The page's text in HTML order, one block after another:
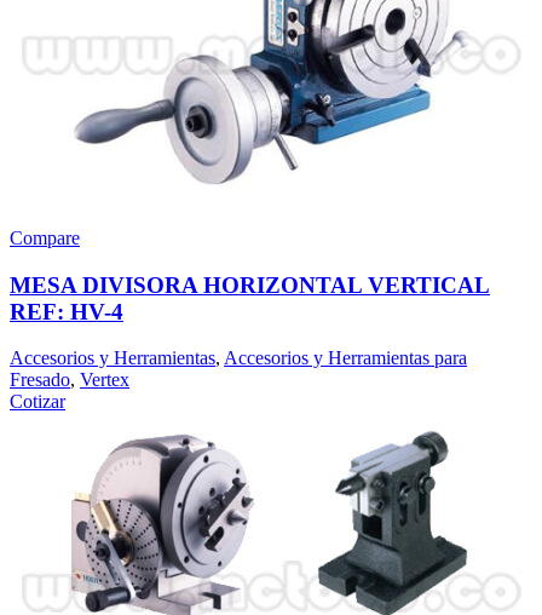
Compare
MESA DIVISORA HORIZONTAL VERTICAL
REF: HV-4
Accesorios y Herramientas, Accesorios y Herramientas para
Fresado, Vertex
Cotizar